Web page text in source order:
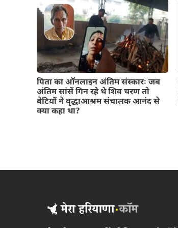
पिता का ऑनलाइन अंतिम संस्कारः जब
अंतिम सांसें गिन रहे थे शिव चरण तो
बेटियों ने वृद्धाआश्रम संचालक आनंद से
क्या कहा था?